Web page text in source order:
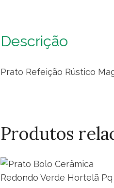
Descrição
Prato Refeição Rústico
Produtos